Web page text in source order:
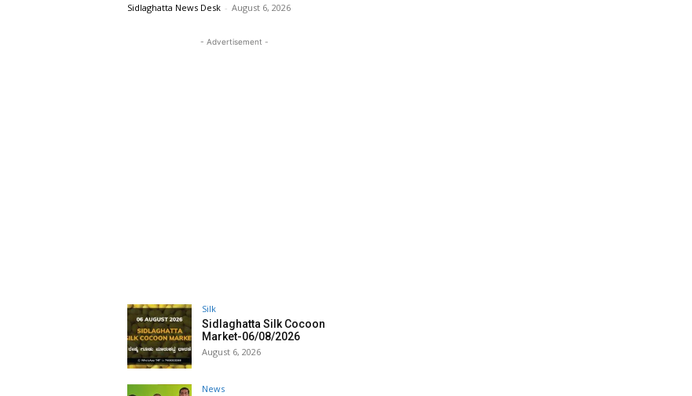
Sidlaghatta News Desk - August 6, 2026
- Advertisement -
Silk
Sidlaghatta Silk Cocoon
Market-06/08/2026
August 6, 2026
News